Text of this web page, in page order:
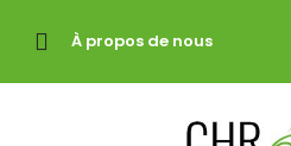
À propos de nous